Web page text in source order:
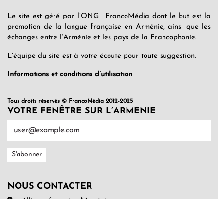
Le site est géré par l’ONG FrancoMédia dont le but est la
promotion de la langue française en Arménie, ainsi que les
échanges entre l’Arménie et les pays de la Francophonie.
L’équipe du site est à votre écoute pour toute suggestion.
Informations et conditions d’utilisation
Tous droits réservés © FrancoMédia 2012-2025
VOTRE FENÊTRE SUR L’ARMENIE
NOUS CONTACTER